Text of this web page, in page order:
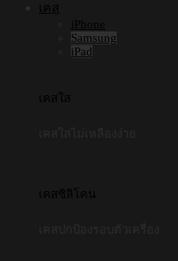
เคส
iPhone
Samsung
iPad
เคสใส
เคสซิลิโคน